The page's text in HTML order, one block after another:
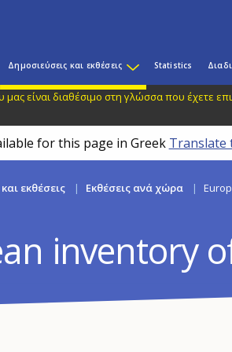
Δημοσιεύσεις και εκθέσεις Statistics
είναι διαθέσιμο στη γλώσσα που έχετε
for this page in Greek Translate
εκθέσεις Εκθέσεις ανά χώρα
inventory